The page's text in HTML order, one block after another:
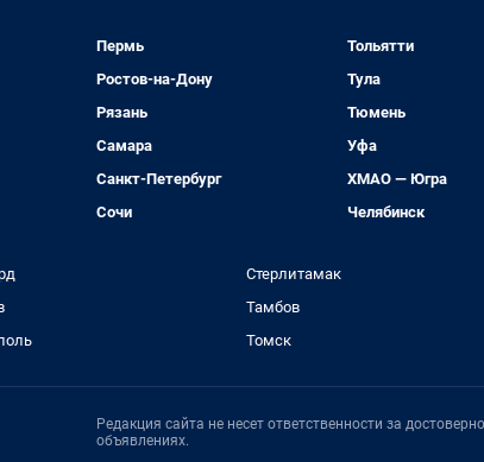
Пермь
Ростов-на-Дону
Рязань
Самара
Санкт-Петербург
Сочи
Тольятти
Тула
Тюмень
Уфа
ХМАО — Югра
Челябинск
Стерлитамак
Тамбов
Томск
Редакция сайта не несет ответственности за
объявлениях.